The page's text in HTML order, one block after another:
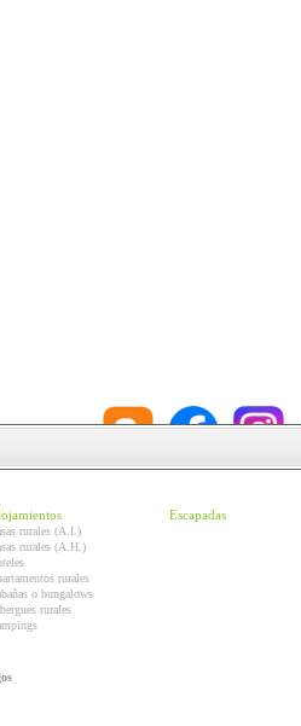
rurales (A.I.)
rurales (A.H.)
rurales
o bungalows
rurales
Escapadas